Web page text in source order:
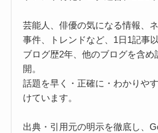
芸能人、俳優の気になる情報、
事件、トレンドなど、1日1記事
ブログ歴2年、他のブログを含め
開。
話題を早く・正確に・わかりや
けています。
出典・引用元の明示を徹底し、